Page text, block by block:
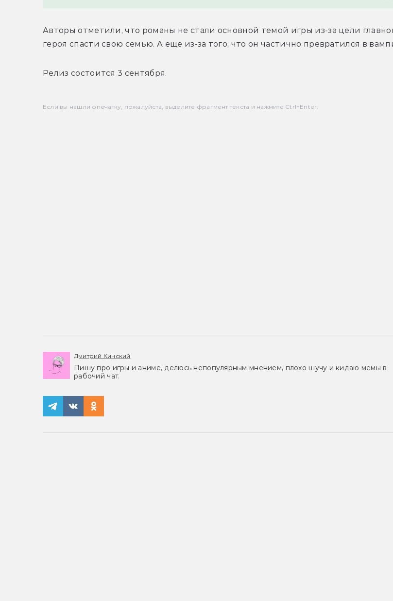
Авторы отметили, что романы не стали основной темой игры из-за цели
героя спасти свою семью. А еще из-за того, что он частично превратился в
Релиз состоится 3 сентября.
Если вы нашли опечатку, пожалуйста, выделите фрагмент текста и нажмите Ctrl+Enter.
Дмитрий Кинский
Пишу про игры и аниме, делюсь непопулярным мнением, плохо шучу и кидаю мемы в
рабочий чат.